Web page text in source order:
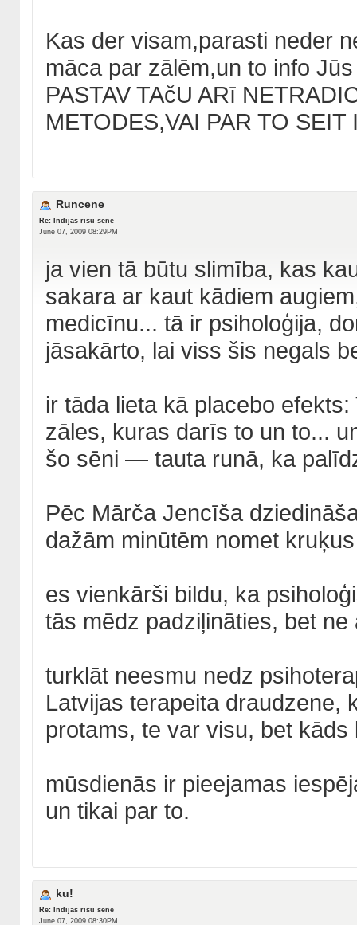
Kas der visam,parasti neder
māca par zālēm,un to info
PASTAV TAčU ARī
METODES,VAI PAR TO
Runcene
Re: Indijas rīsu sēne
June 07, 2009 08:29PM
ja vien tā būtu slimība, kas
sakara ar kaut kādiem
medicīnu... tā ir psiholoģija,
jāsakārto, lai viss šis negals
ir tāda lieta kā placebo
zāles, kuras darīs to un to...
šo sēni — tauta runā, ka
Pēc Mārča Jencīša
dažām minūtēm nomet
es vienkārši bildu, ka
tās mēdz padziļināties, bet
turklāt neesmu nedz
Latvijas terapeita draudzene,
protams, te var visu, bet
mūsdienās ir pieejamas
un tikai par to.
ku!
Re: Indijas rīsu sēne
June 07, 2009 08:30PM